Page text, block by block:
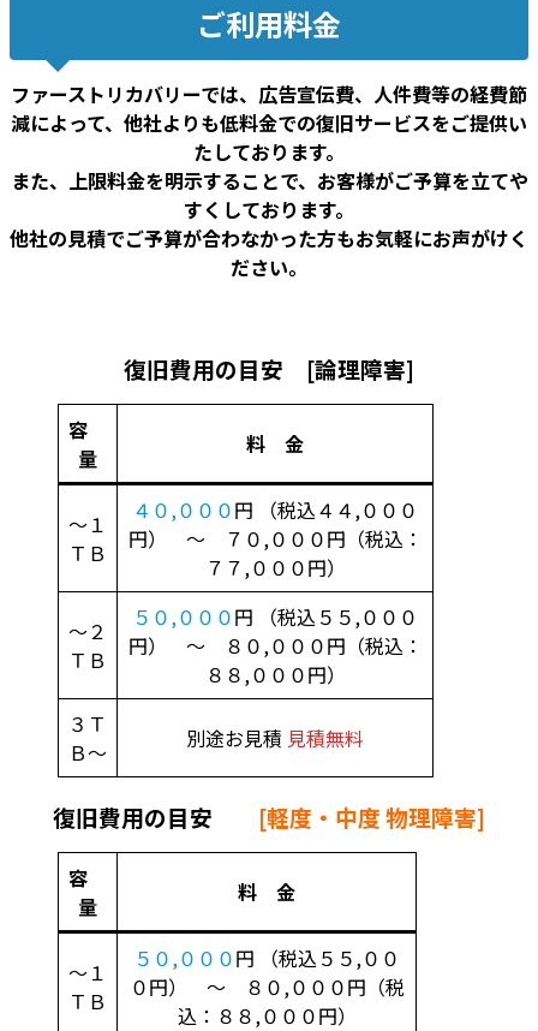
ご利用料金
ファーストリカバリーでは、広告宣伝費、人件費等の経費節
減によって、他社よりも低料金での復旧サービスをご提供い
たしております。
また、上限料金を明示することで、お客様がご予算を立てや
すくしております。
他社の見積でご予算が合わなかった方もお気軽にお声がけく
ださい。
復旧費用の目安 [論理障害]
容
量
料 金
～１
ＴＢ
４０,０００円 （税込４４,０００
円） ～ ７０,０００円（税込：
７７,０００円）
～２
ＴＢ
５０,０００円 （税込５５,０００
円） ～ ８０,０００円（税込：
８８,０００円）
３Ｔ
Ｂ～
別途お見積 見積無料
復旧費用の目安 [軽度・中度 物理障害]
容
量
料 金
～１
ＴＢ
５０,０００円 （税込５５,００
０円） ～ ８０,０００円（税
込：８８,０００円）